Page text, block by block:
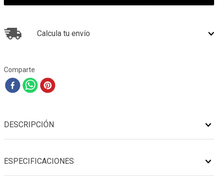
Calcula tu envío
Comparte
DESCRIPCIÓN
ESPECIFICACIONES